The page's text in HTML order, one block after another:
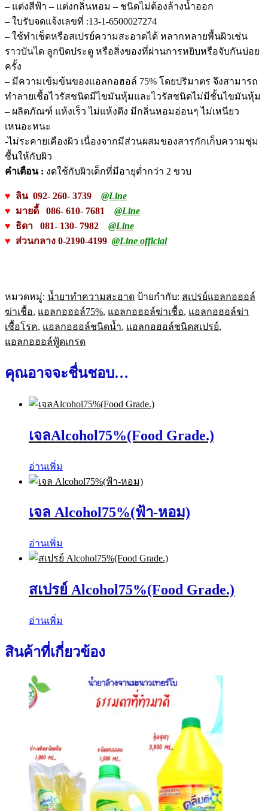
– แต่งสีฟ้า – แต่งกลิ่นหอม – ชนิดไม่ต้องล้างน้ำออก
– ใบรับจดแจ้งเลขที่ :13-1-6500027274
– ใช้ทำเช็ดหรือสเปรย์ความสะอาดได้ หลากหลายพื้นผิวเช่น
ราวบันได ลูกบิดประตู หรือสิ่งของที่ผ่านการหยิบหรือจับกันบ่อย
ครั้ง
– มีความเข้มข้นของแอลกอฮอล์ 75% โดยปริมาตร จึงสามารถ
ทำลายเชื้อไวรัสชนิดมีไขมันหุ้มและไวรัสชนิดไม่มีชั้นไขมันหุ้ม
– ผลิตภัณฑ์ แห้งเร็ว ไม่แห้งตึง มีกลิ่นหอมอ่อนๆ ไม่เหนียว
เหนอะหนะ
-ไม่ระคายเคืองผิว เนื่องจากมีส่วนผสมของสารกักเก็บความชุ่ม
ชื้นให้กับผิว
คำเตือน : งดใช้กับผิวเด็กที่มีอายุต่ำกว่า 2 ขวบ
♥ ลิน 092- 260- 3739 @Line
♥ มายดี้ 086- 610- 7681 @Line
♥ ธิดา 081- 130- 7982
@Line
♥ ส่วนกลาง 0-2190-4199 @Line official
หมวดหมู่: น้ำยาทำความสะอาด ป้ายกำกับ: สเปรย์แอลกอฮอล์
ฆ่าเชื้อ, แอลกอฮอล์75%, แอลกอฮอล์ฆ่าเชื้อ, แอลกอฮอล์ฆ่า
เชื้อโรค, แอลกอฮอล์ชนิดน้ำ, แอลกอฮอล์ชนิดสเปรย์,
แอลกอฮอล์ฟู้ดเกรด
คุณอาจจะชื่นชอบ…
เจลAlcohol75%(Food Grade.)
อ่านเพิ่ม
เจล Alcohol75%(ฟ้า-หอม)
อ่านเพิ่ม
สเปรย์ Alcohol75%(Food Grade.)
อ่านเพิ่ม
สินค้าที่เกี่ยวข้อง